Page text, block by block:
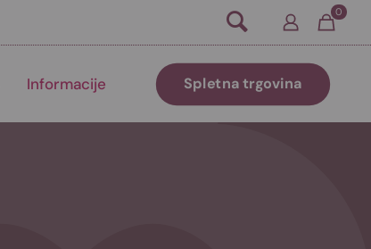
0
Informacije Spletna trgovina